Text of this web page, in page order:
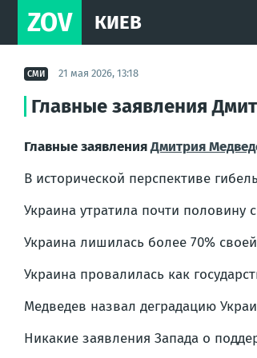
ZOV КИЕВ
СМИ 21 мая 2026, 13:18
Главные заявления
Главные заявленияДмитрия
В исторической перспективе
Украина утратила почти
Украина лишилась более 70%
Украина провалилась как
Медведев назвал деградацию
Никакие заявления Запада о